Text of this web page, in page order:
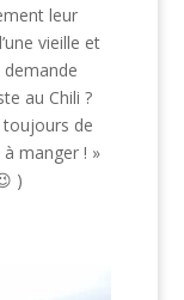
leur
vieille et
au Chili ?
toujours de
manger ! »
)